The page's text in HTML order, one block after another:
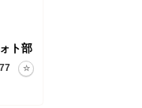
ト部